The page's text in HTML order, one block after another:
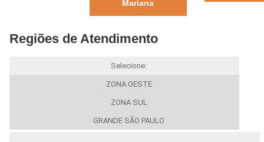
Mariana
Regiões de Atendimento
Selecione:
ZONA OESTE
ZONA SUL
GRANDE SÃO PAULO